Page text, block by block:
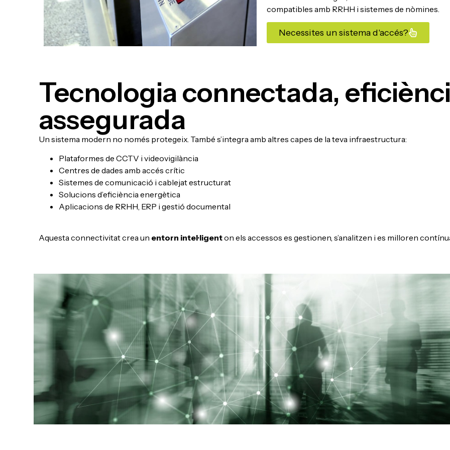
compatibles amb RRHH i sistemes de nòmines.
Necessites un sistema d'accés?
Tecnologia connectada,
assegurada
Un sistema modern no només protegeix. També s’integra amb altres capes de la teva infraestructura:
Plataformes de CCTV i videovigilància
Centres de dades amb accés crític
Sistemes de comunicació i cablejat estructurat
Solucions d’eficiència energètica
Aplicacions de RRHH, ERP i gestió documental
Aquesta connectivitat crea un entorn intel·ligenton els accessos es gestionen, s’analitzen i es milloren